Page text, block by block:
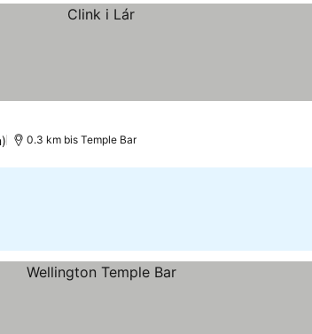
0.3 km bis Temple Bar